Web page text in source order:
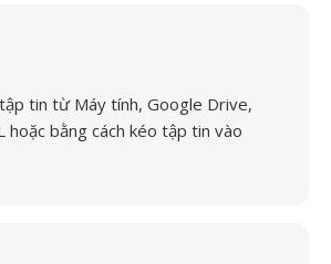
tin từ Máy tính, Google Drive,
hoặc bằng cách kéo tập tin vào